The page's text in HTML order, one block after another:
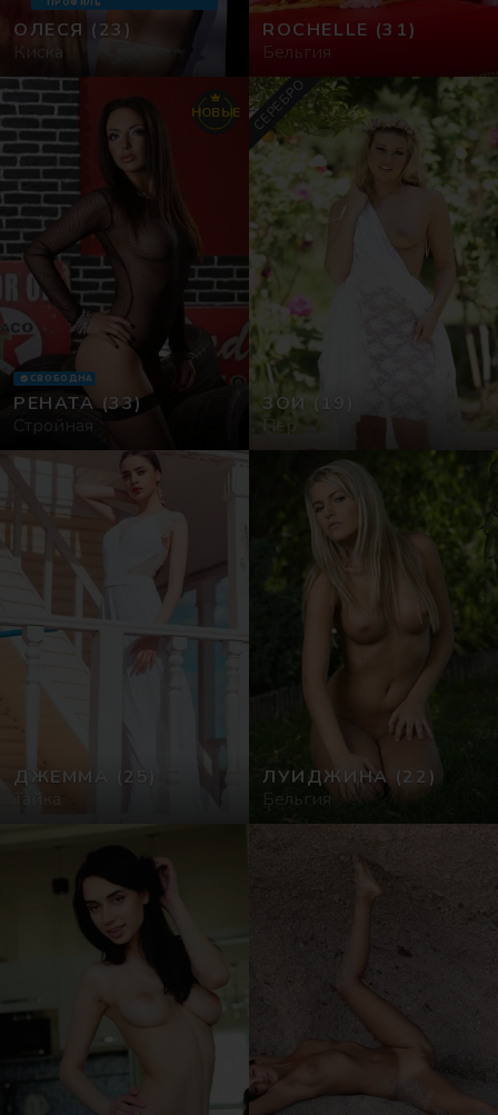
Фото
ОЛЕСЯ (23)
Киска
ПРОФИЛЬ
ROCHELLE (31)
Бельгия
РЕНАТА (33)
Стройная
СВОБОДНА
НОВЫЕ
ЗОИ (19)
Пер
СЕРЕБРО
ДЖЕММА
(25)
ЛУИДЖИНА (22)
Бельгия